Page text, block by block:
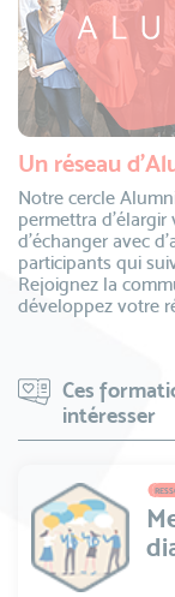
Un réseau
Notre cercle
permettra
d’échanger avec
participants qui
Rejoignez la
développez votre
Ces
intéresser